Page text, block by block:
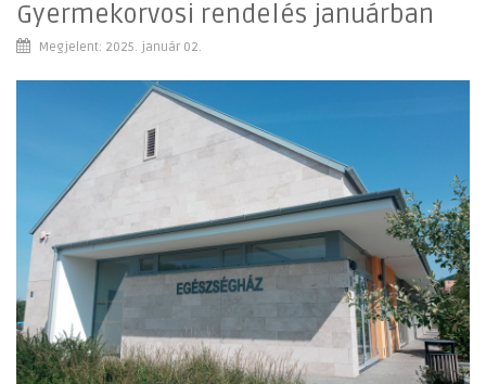
Gyermekorvosi rendelés januárban
Megjelent: 2025. január 02.